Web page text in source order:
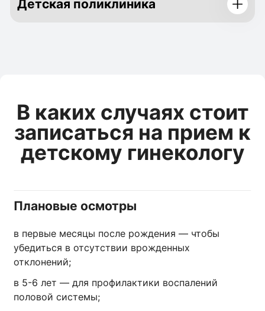
Детская поликлиника
В каких случаях стоит
записаться на прием к
детскому гинекологу
Плановые осмотры
в первые месяцы после рождения — чтобы
убедиться в отсутствии врожденных
отклонений;
в 5-6 лет — для профилактики воспалений
половой системы;